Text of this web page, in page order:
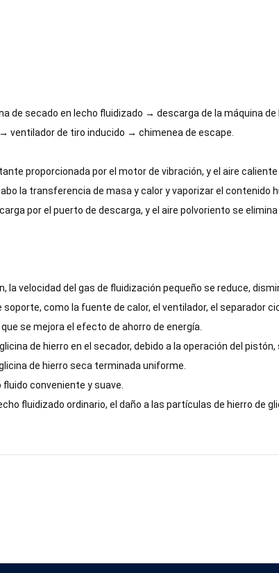
secado en lecho fluidizado → descarga de la máquina de
ventilador de tiro inducido → chimenea de escape.
proporcionada por el motor de vibración, y el aire caliente
la transferencia de masa y calor y vaporizar el contenido
por el puerto de descarga, y el aire polvoriento se
la velocidad del gas de fluidización pequeño se reduce,
como la fuente de calor, el ventilador, el separador
se mejora el efecto de ahorro de energía.
de hierro en el secador, debido a la operación del pistón,
de hierro seca terminada uniforme.
conveniente y suave.
fluidizado ordinario, el daño a las partículas de hierro de